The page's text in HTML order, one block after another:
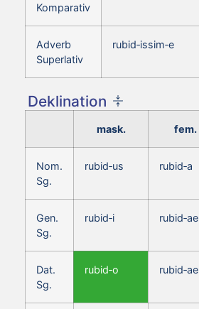
Komparativ
Adverb
Superlativ
rubid‑issim‑e
Deklination
mask. fem.
Nom.
Sg.
rubid‑us rubid‑a
Gen.
Sg.
rubid‑i rubid‑ae
Dat.
Sg.
rubid‑o rubid‑ae